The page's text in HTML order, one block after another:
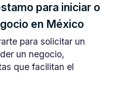
para iniciar o
en México
para solicitar un
un negocio,
que facilitan el